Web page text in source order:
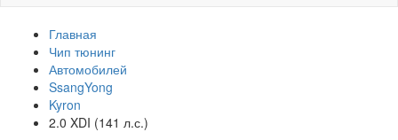
Главная
Чип тюнинг
Автомобилей
SsangYong
Kyron
2.0 XDI (141 л.с.)